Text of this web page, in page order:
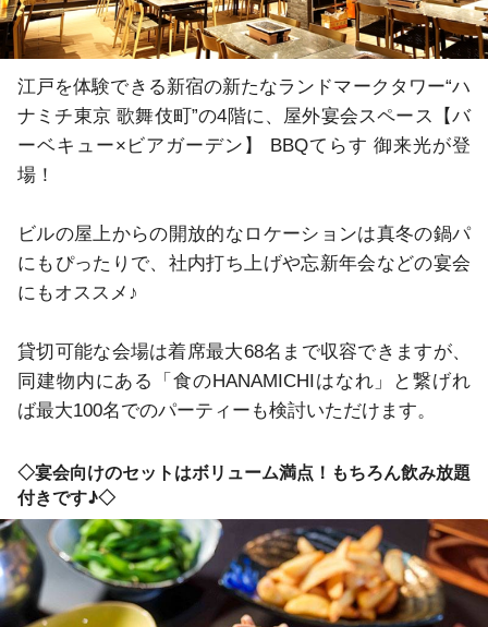
江戸を体験できる新宿の新たなランドマークタワー“ハ
ナミチ東京 歌舞伎町”の4階に、屋外宴会スペース【バ
ーベキュー×ビアガーデン】 BBQてらす 御来光が登
場！
ビルの屋上からの開放的なロケーションは真冬の鍋パ
にもぴったりで、社内打ち上げや忘新年会などの宴会
にもオススメ♪
貸切可能な会場は着席最大68名まで収容できますが、
同建物内にある「食のHANAMICHIはなれ」と繋げれ
ば最大100名でのパーティーも検討いただけます。
◇宴会向けのセットはボリューム満点！もちろん飲み放題
付きです♪◇